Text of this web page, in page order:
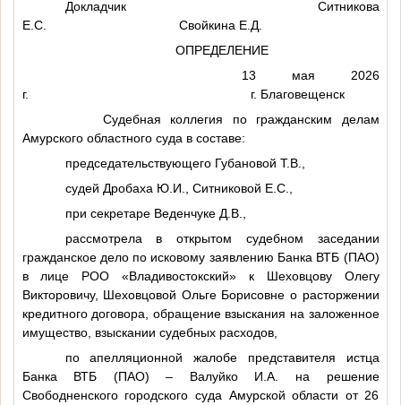
Докладчик Ситникова
Е.С. Свойкина Е.Д.
ОПРЕДЕЛЕНИЕ
13 мая 2026
г. г. Благовещенск
Судебная коллегия по гражданским делам
Амурского областного суда в составе:
председательствующего Губановой Т.В.,
судей Дробаха Ю.И., Ситниковой Е.С.,
при секретаре Веденчуке Д.В.,
рассмотрела в открытом судебном заседании
гражданское дело по исковому заявлению Банка ВТБ (ПАО)
в лице РОО «Владивостокский» к Шеховцову Олегу
Викторовичу, Шеховцовой Ольге Борисовне о расторжении
кредитного договора, обращение взыскания на заложенное
имущество, взыскании судебных расходов,
по апелляционной жалобе представителя истца
Банка ВТБ (ПАО) – Валуйко И.А. на решение
Свободненского городского суда Амурской области от 26